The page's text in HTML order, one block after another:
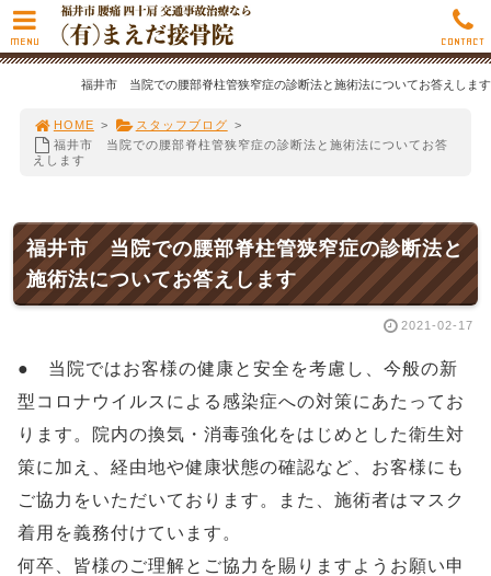
福井市 当院での腰部脊柱管狭窄症の診断法と施術法についてお答えします
HOME > スタッフブログ >
福井市 当院での腰部脊柱管狭窄症の診断法と施術法についてお答
えします
福井市 当院での腰部脊柱管狭窄症の診断法と
施術法についてお答えします
2021-02-17
● 当院ではお客様の健康と安全を考慮し、今般の新
型コロナウイルスによる感染症への対策にあたってお
ります。院内の換気・消毒強化をはじめとした衛生対
策に加え、経由地や健康状態の確認など、お客様にも
ご協力をいただいております。また、施術者はマスク
着用を義務付けています。
何卒、皆様のご理解とご協力を賜りますようお願い申
MENU CONTACT